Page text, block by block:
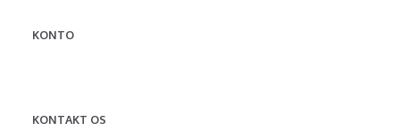
KONTO
KONTAKT OS